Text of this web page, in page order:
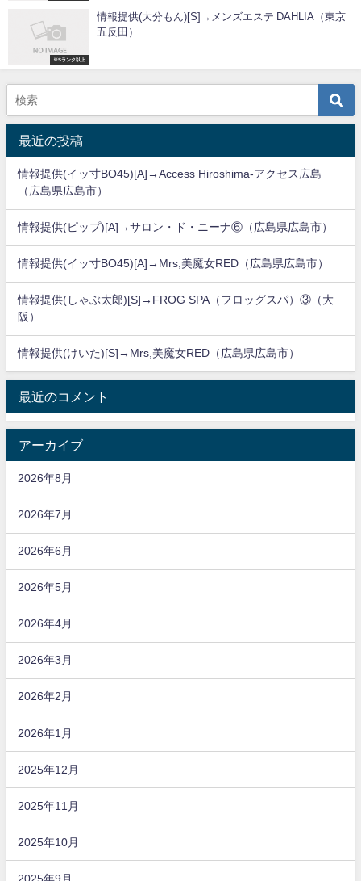
※Sランク以上
情報提供(大分もん)[S]→メンズエステ DAHLIA（東京
五反田）
最近の投稿
情報提供(イッ寸BO45)[A]→Access Hiroshima-アクセス広島
（広島県広島市）
情報提供(ピップ)[A]→サロン・ド・ニーナ⑥（広島県広島市）
情報提供(イッ寸BO45)[A]→Mrs,美魔女RED（広島県広島市）
情報提供(しゃぶ太郎)[S]→FROG SPA（フロッグスパ）③（大
阪）
情報提供(けいた)[S]→Mrs,美魔女RED（広島県広島市）
最近のコメント
アーカイブ
2026年8月
2026年7月
2026年6月
2026年5月
2026年4月
2026年3月
2026年2月
2026年1月
2025年12月
2025年11月
2025年10月
2025年9月